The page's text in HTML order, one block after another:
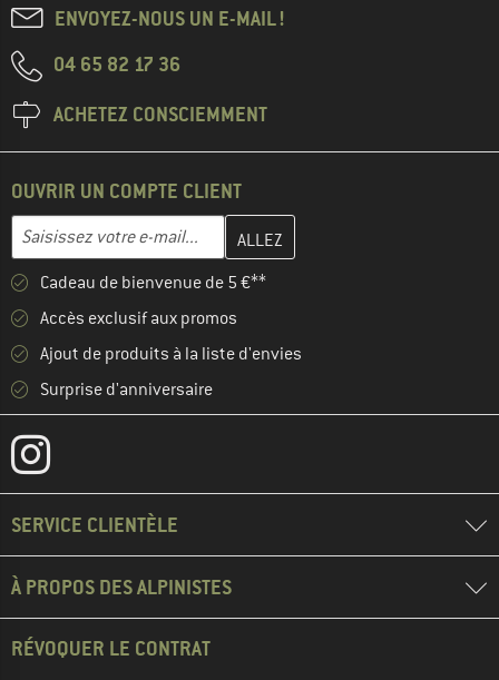
ENVOYEZ-NOUS UN E-MAIL !
04 65 82 17 36
ACHETEZ CONSCIEMMENT
OUVRIR UN COMPTE CLIENT
Adresse e-mail
Entrez votre adresse e-mail ici et créez votre compte client à la
Cadeau de bienvenue de 5 €**
Accès exclusif aux promos
Ajout de produits à la liste d'envies
Surprise d'anniversaire
SERVICE CLIENTÈLE
À PROPOS DES ALPINISTES
RÉVOQUER LE CONTRAT